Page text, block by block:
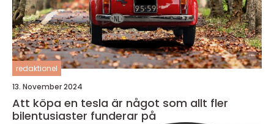
redaktionel
13. November 2024
Att köpa en tesla är något som allt fler
bilentusiaster funderar på